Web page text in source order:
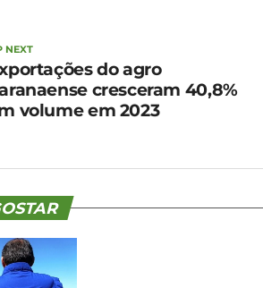
NEXT
do agro
cresceram 40,8%
volume em 2023